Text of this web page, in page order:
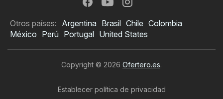
Otros países: Argentina Brasil Chile Colombia
México Perú Portugal United States
Copyright © 2026 Ofertero.es.
Establecer política de privacidad